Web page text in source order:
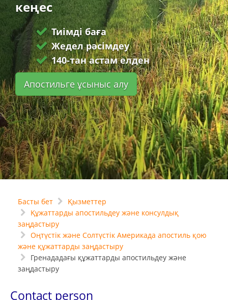
кеңес
Тиімді баға
Жедел рәсімдеу
140-тан астам елден
Апостильге ұсыныс алу
Басты бет
Қызметтер
Құжаттарды апостильдеу және консулдық
заңдастыру
Оңтүстік және Солтүстік Америкада апостиль қою
және құжаттарды заңдастыру
Гренададағы құжаттарды апостильдеу және
заңдастыру
Contact person